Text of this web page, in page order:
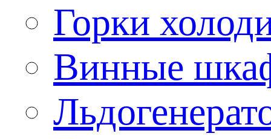
Горки
Винные